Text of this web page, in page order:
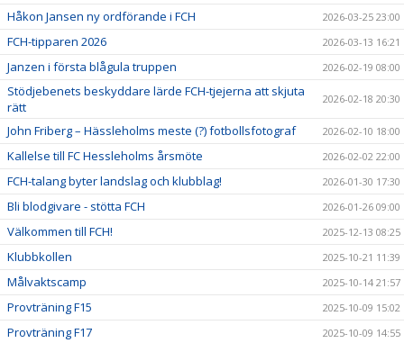
Håkon Jansen ny ordförande i FCH 2026-03-25 23:00
FCH-tipparen 2026 2026-03-13 16:21
Janzen i första blågula truppen 2026-02-19 08:00
Stödjebenets beskyddare lärde FCH-tjejerna att skjuta
rätt
2026-02-18 20:30
John Friberg – Hässleholms meste (?) fotbollsfotograf 2026-02-10 18:00
Kallelse till FC Hessleholms årsmöte 2026-02-02 22:00
FCH-talang byter landslag och klubblag! 2026-01-30 17:30
Bli blodgivare - stötta FCH 2026-01-26 09:00
Välkommen till FCH! 2025-12-13 08:25
Klubbkollen 2025-10-21 11:39
Målvaktscamp 2025-10-14 21:57
Provträning F15 2025-10-09 15:02
Provträning F17 2025-10-09 14:55